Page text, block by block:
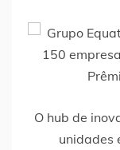
O hub de
unidades